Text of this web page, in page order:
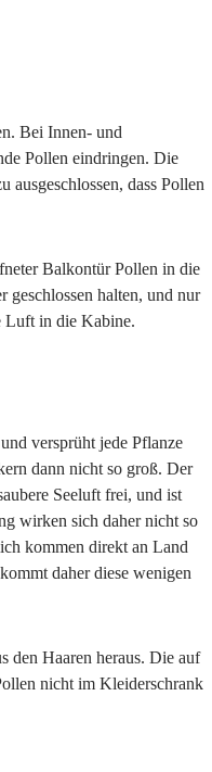
Bei Innen- und
Pollen eindringen. Die
dass Pollen
Balkontür Pollen in die
geschlossen halten, und nur
Luft in die Kabine.
versprüht jede Pflanze
dann nicht so groß. Der
Seeluft frei, und ist
wirken sich daher nicht so
kommen direkt an Land
daher diese wenigen
den Haaren heraus. Die auf
nicht im Kleiderschrank